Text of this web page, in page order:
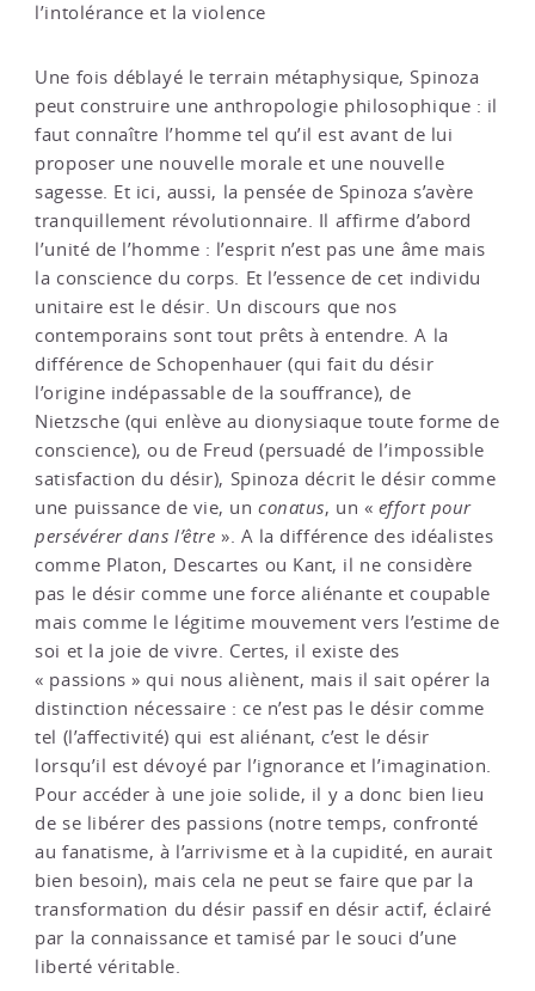
l’intolérance et la violence
Une fois déblayé le terrain métaphysique, Spinoza
peut construire une anthropologie philosophique : il
faut connaître l’homme tel qu’il est avant de lui
proposer une nouvelle morale et une nouvelle
sagesse. Et ici, aussi, la pensée de Spinoza s’avère
tranquillement révolutionnaire. Il affirme d’abord
l’unité de l’homme : l’esprit n’est pas une âme mais
la conscience du corps. Et l’essence de cet individu
unitaire est le désir. Un discours que nos
contemporains sont tout prêts à entendre. A la
différence de Schopenhauer (qui fait du désir
l’origine indépassable de la souffrance), de
Nietzsche (qui enlève au dionysiaque toute forme de
conscience), ou de Freud (persuadé de l’impossible
satisfaction du désir), Spinoza décrit le désir comme
une puissance de vie, unconatus, un « effort pour
persévérer dans l’être ». A la différence des idéalistes
comme Platon, Descartes ou Kant, il ne considère
pas le désir comme une force aliénante et coupable
mais comme le légitime mouvement vers l’estime de
soi et la joie de vivre. Certes, il existe des
« passions » qui nous aliènent, mais il sait opérer la
distinction nécessaire : ce n’est pas le désir comme
tel (l’affectivité) qui est aliénant, c’est le désir
lorsqu’il est dévoyé par l’ignorance et l’imagination.
Pour accéder à une joie solide, il y a donc bien lieu
de se libérer des passions (notre temps, confronté
au fanatisme, à l’arrivisme et à la cupidité, en aurait
bien besoin), mais cela ne peut se faire que par la
transformation du désir passif en désir actif, éclairé
par la connaissance et tamisé par le souci d’une
liberté véritable.